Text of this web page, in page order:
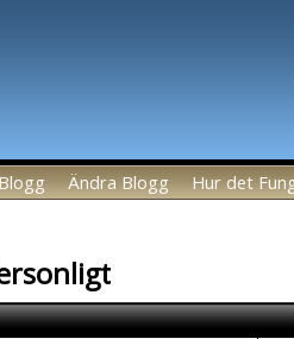
Ändra Blogg Hur det